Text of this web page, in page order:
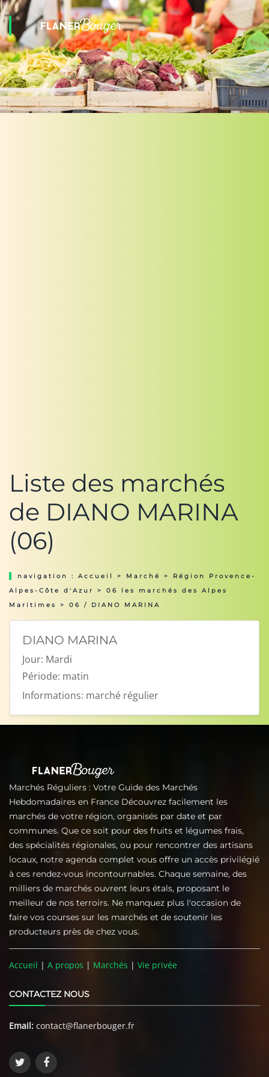
Liste des marchés
de DIANO MARINA
(06)
navigation : Accueil > Marché > Région Provence-
Alpes-Côte d'Azur
> 06 les marchés des Alpes
Maritimes
> 06 / DIANO MARINA
DIANO MARINA
Jour: Mardi
Période: matin
Informations: marché régulier
Marchés Réguliers : Votre Guide des Marchés
Hebdomadaires en France Découvrez facilement les
marchés de votre région, organisés par date et par
communes. Que ce soit pour des fruits et légumes frais,
des spécialités régionales, ou pour rencontrer des artisans
locaux, notre agenda complet vous offre un accès privilégié
à ces rendez-vous incontournables. Chaque semaine, des
milliers de marchés ouvrent leurs étals, proposant le
meilleur de nos terroirs. Ne manquez plus l'occasion de
faire vos courses sur les marchés et de soutenir les
producteurs près de chez vous.
Accueil | A propos | Marchés | Vie privée
CONTACTEZ NOUS
Email: contact@flanerbouger.fr